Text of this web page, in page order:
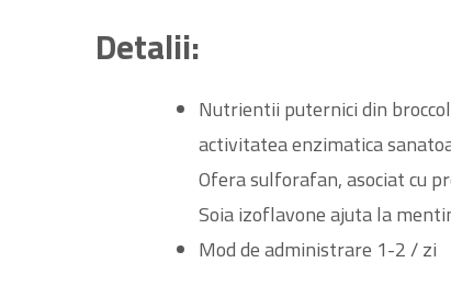
Detalii:
Nutrientii puternici din
activitatea enzimatica
Ofera sulforafan, asociat cu
Soia izoflavone ajuta la
Mod de administrare 1-2 / zi